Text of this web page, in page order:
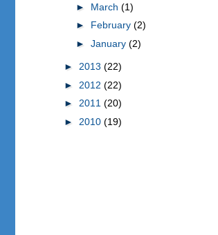
► March (1)
► February (2)
► January (2)
► 2013 (22)
► 2012 (22)
► 2011 (20)
► 2010 (19)